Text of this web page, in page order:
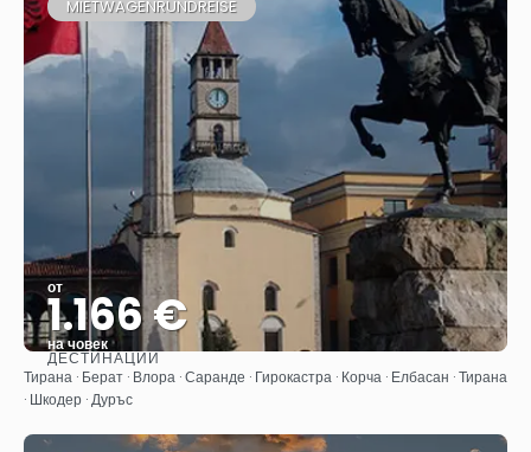
MIETWAGENRUNDREISE
от
1.166 €
на човек
Вижте
ДЕСТИНАЦИИ
Тирана · Берат · Влора · Саранде · Гирокастра · Корча · Елбасан · Тирана
· Шкодер · Дуръс